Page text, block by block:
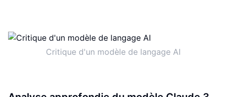
Critique d'un modèle de langage AI